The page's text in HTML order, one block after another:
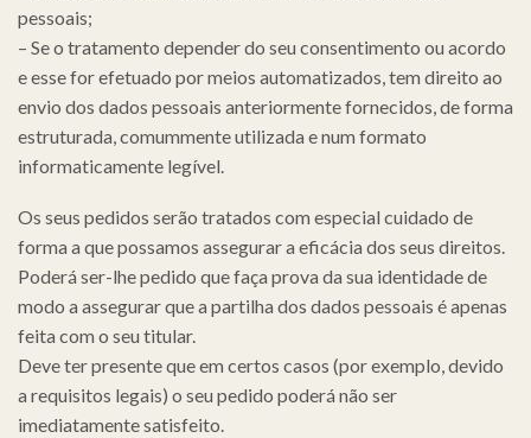
pessoais;
– Se o tratamento depender do seu consentimento ou acordo
e esse for efetuado por meios automatizados, tem direito ao
envio dos dados pessoais anteriormente fornecidos, de forma
estruturada, comummente utilizada e num formato
informaticamente legível.
Os seus pedidos serão tratados com especial cuidado de
forma a que possamos assegurar a eficácia dos seus direitos.
Poderá ser-lhe pedido que faça prova da sua identidade de
modo a assegurar que a partilha dos dados pessoais é apenas
feita com o seu titular.
Deve ter presente que em certos casos (por exemplo, devido
a requisitos legais) o seu pedido poderá não ser
imediatamente satisfeito.